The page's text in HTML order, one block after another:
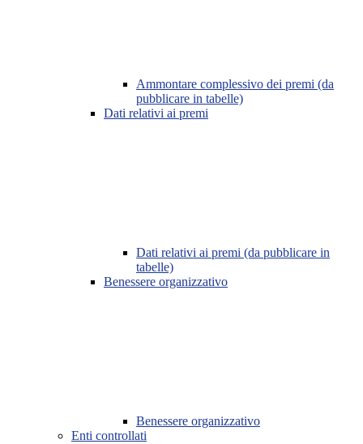
Ammontare complessivo dei premi (da
pubblicare in tabelle)
Dati relativi ai premi
Dati relativi ai premi (da pubblicare in
tabelle)
Benessere organizzativo
Benessere organizzativo
Enti controllati